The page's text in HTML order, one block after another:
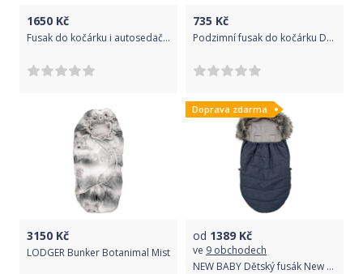
1650 Kč
Fusak do kočárku i autosedačky ovčí vlna - WOMAR 3v1 tmavě modrý
735 Kč
Podzimní fusak do kočárku Dětský svět jeans/tyrkys s vláčkem
3150 Kč
LODGER Bunker Botanimal Mist
Doprava zdarma
od 1389 Kč
ve 9 obchodech
NEW BABY Dětský fusák New Baby tmavě modrý